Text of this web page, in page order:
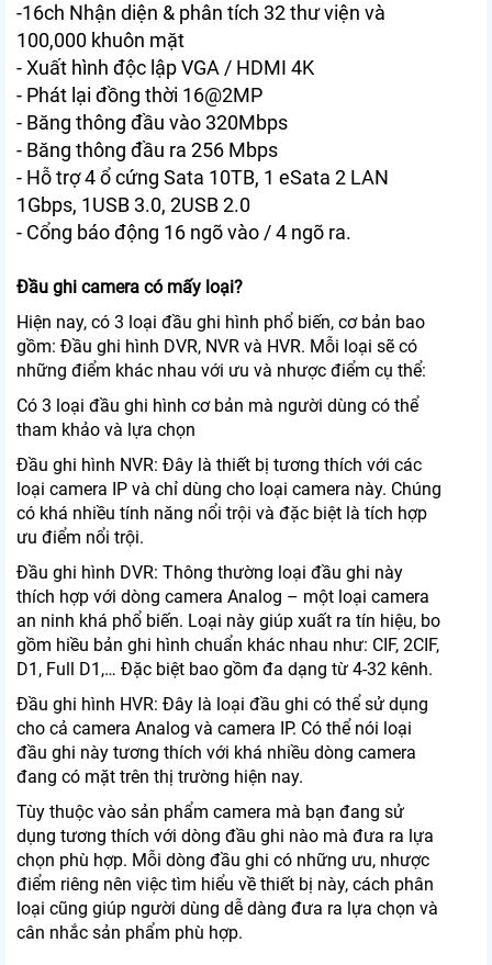
-16ch Nhận diện & phân tích 32 thư viện và
100,000 khuôn mặt
- Xuất hình độc lập VGA / HDMI 4K
- Phát lại đồng thời 16@2MP
- Băng thông đầu vào 320Mbps
- Băng thông đầu ra 256 Mbps
- Hỗ trợ 4 ổ cứng Sata 10TB, 1 eSata 2 LAN
1Gbps, 1USB 3.0, 2USB 2.0
- Cổng báo động 16 ngõ vào / 4 ngõ ra.
Đầu ghi camera có mấy loại?
Hiện nay, có 3 loại đầu ghi hình phổ biến, cơ bản bao
gồm: Đầu ghi hình DVR, NVR và HVR. Mỗi loại sẽ có
những điểm khác nhau với ưu và nhược điểm cụ thể:
Có 3 loại đầu ghi hình cơ bản mà người dùng có thể
tham khảo và lựa chọn
Đầu ghi hình NVR: Đây là thiết bị tương thích với các
loại camera IP và chỉ dùng cho loại camera này. Chúng
có khá nhiều tính năng nổi trội và đặc biệt là tích hợp
ưu điểm nổi trội.
Đầu ghi hình DVR: Thông thường loại đầu ghi này
thích hợp với dòng camera Analog – một loại camera
an ninh khá phổ biến. Loại này giúp xuất ra tín hiệu, bo
gồm hiều bản ghi hình chuẩn khác nhau như: CIF, 2CIF,
D1, Full D1,… Đặc biệt bao gồm đa dạng từ 4-32 kênh.
Đầu ghi hình HVR: Đây là loại đầu ghi có thể sử dụng
cho cả camera Analog và camera IP. Có thể nói loại
đầu ghi này tương thích với khá nhiều dòng camera
đang có mặt trên thị trường hiện nay.
Tùy thuộc vào sản phẩm camera mà bạn đang sử
dụng tương thích với dòng đầu ghi nào mà đưa ra lựa
chọn phù hợp. Mỗi dòng đầu ghi có những ưu, nhược
điểm riêng nên việc tìm hiểu về thiết bị này, cách phân
loại cũng giúp người dùng dễ dàng đưa ra lựa chọn và
cân nhắc sản phẩm phù hợp.